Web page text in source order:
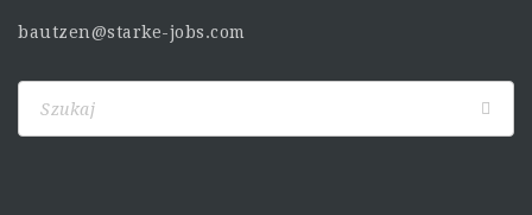
bautzen@starke-jobs.com